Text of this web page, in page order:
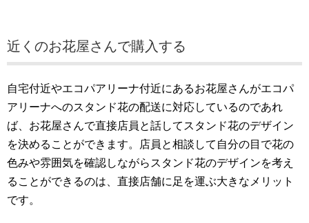
近くのお花屋さんで購入する
自宅付近やエコパアリーナ付近にあるお花屋さんがエコパ
アリーナへのスタンド花の配送に対応しているのであれ
ば、お花屋さんで直接店員と話してスタンド花のデザイン
を決めることができます。店員と相談して自分の目で花の
色みや雰囲気を確認しながらスタンド花のデザインを考え
ることができるのは、直接店舗に足を運ぶ大きなメリット
です。